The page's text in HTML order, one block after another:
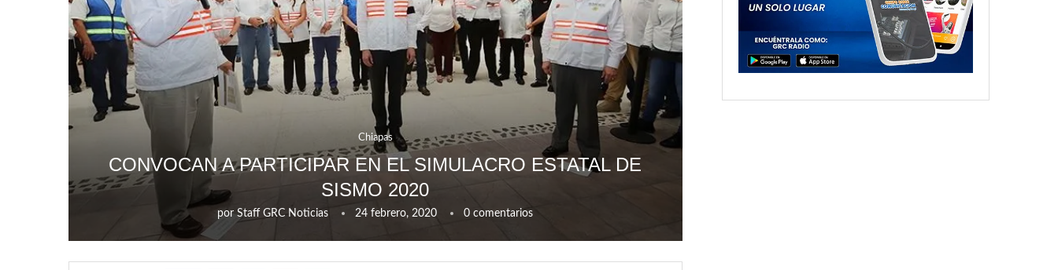
Chiapas
CONVOCAN A PARTICIPAR EN EL SIMULACRO ESTATAL DE
SISMO 2020
porStaff GRC Noticias 24 febrero, 2020 0 comentarios